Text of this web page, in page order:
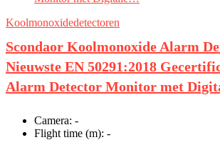
Koolmonoxidedetectoren
Scondaor Koolmonoxide Alarm
Nieuwste EN 50291:2018
Alarm Detector Monitor met
Camera: -
Flight time (m): -